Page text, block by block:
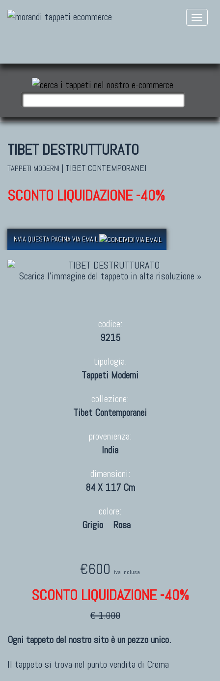
TIBET DESTRUTTURATO
TAPPETI MODERNI | TIBET CONTEMPORANEI
SCONTO LIQUIDAZIONE -40%
INVIA QUESTA PAGINA VIA EMAIL
Scarica l'immagine del tappeto in alta risoluzione »
codice:
9215
tipologia:
Tappeti Moderni
collezione:
Tibet Contemporanei
provenienza:
India
dimensioni:
84 X 117 Cm
colore:
Grigio
Rosa
€600 iva inclusa
SCONTO LIQUIDAZIONE -40%
€ 1.000
Ogni tappeto del nostro sito è un pezzo unico.
Il tappeto si trova nel punto vendita di Crema